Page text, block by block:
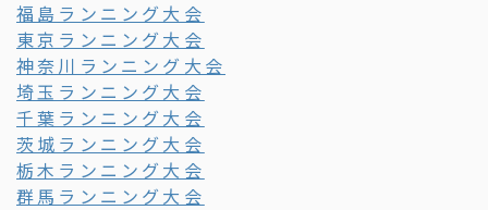
福島ランニング大会
東京ランニング大会
神奈川ランニング大会
埼玉ランニング大会
千葉ランニング大会
茨城ランニング大会
栃木ランニング大会
群馬ランニング大会